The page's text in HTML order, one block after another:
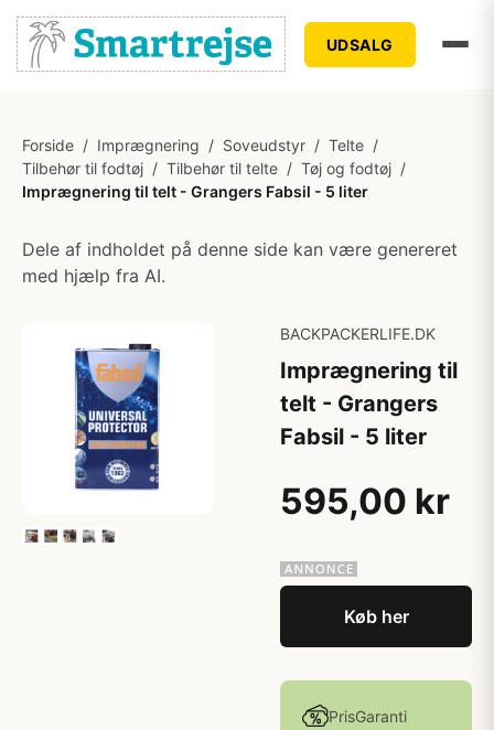
UDSALG
Forside / Imprægnering / Soveudstyr / Telte /
Tilbehør til fodtøj / Tilbehør til telte / Tøj og fodtøj /
Imprægnering til telt - Grangers Fabsil - 5 liter
Dele af indholdet på denne side kan være genereret
med hjælp fra AI.
BACKPACKERLIFE.DK
Imprægnering til
telt - Grangers
Fabsil - 5 liter
595,00 kr
Køb her
PrisGaranti